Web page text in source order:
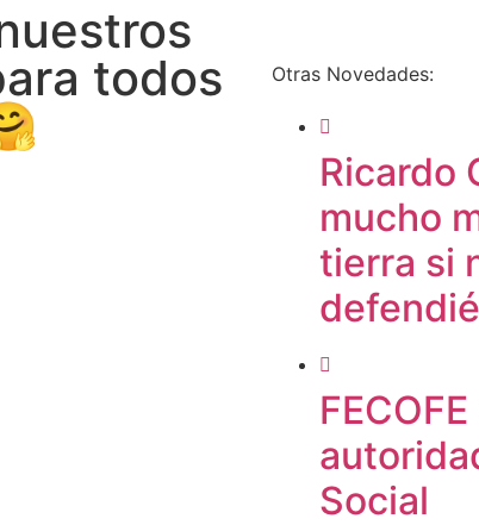
todos
Otras Novedades:
Ricardo
mucho
tierra si
Social